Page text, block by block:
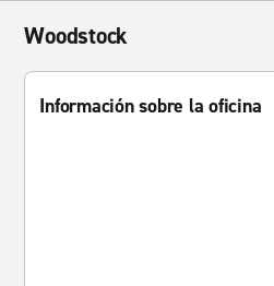
Woodstock
Información sobre la oficina